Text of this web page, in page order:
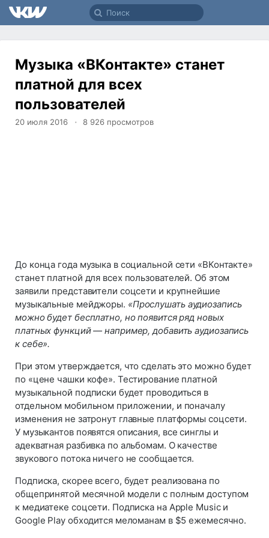
Музыка «ВКонтакте» станет
платной для всех
пользователей
20 июля 2016 8 926 просмотров
До конца года музыка в социальной сети «ВКонтакте»
станет платной для всех пользователей. Об этом
заявили представители соцсети и крупнейшие
музыкальные мейджоры. «Прослушать аудиозапись
можно будет бесплатно, но появится ряд новых
платных функций — например, добавить аудиозапись
к себе».
При этом утверждается, что сделать это можно будет
по «цене чашки кофе». Тестирование платной
музыкальной подписки будет проводиться в
отдельном мобильном приложении, и поначалу
изменения не затронут главные платформы соцсети.
У музыкантов появятся описания, все синглы и
адекватная разбивка по альбомам. О качестве
звукового потока ничего не сообщается.
Подписка, скорее всего, будет реализована по
общепринятой месячной модели с полным доступом
к медиатеке соцсети. Подписка на Apple Music и
Google Play обходится меломанам в $5 ежемесячно.